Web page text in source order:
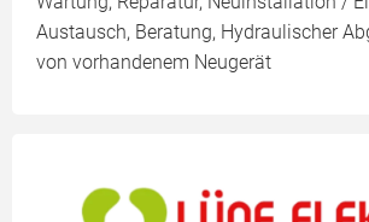
Austausch, Beratung, Hydraulischer
von vorhandenem Neugerät